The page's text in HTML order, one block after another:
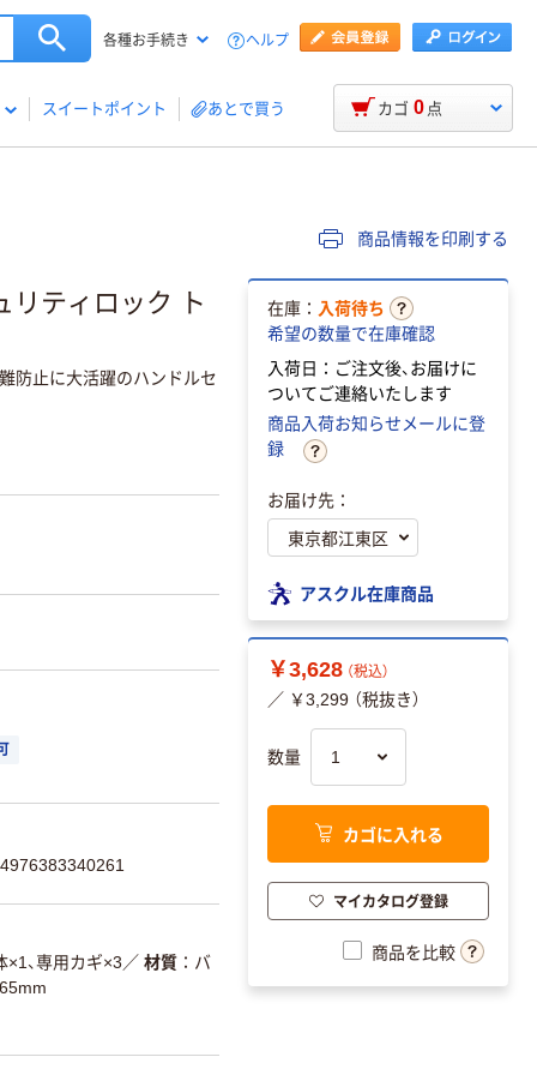
各種お手続き ヘルプ
スイートポイント あとで買う カゴ 0 点
商品情報を印刷する
リティロック ト
防止に大活躍のハンドルセ
×1、専用カギ×3 ／ 材質
バ
在庫： 入荷待ち
希望の数量で在庫確認
入荷日：ご注文後、お届けに
ついてご連絡いたします
商品入荷お知らせメールに登
録
お届け先：
アスクル在庫商品
￥3,628 （税込）
／ ￥3,299 （税抜き）
数量
カゴに入れる
マイカタログ登録
商品を比較